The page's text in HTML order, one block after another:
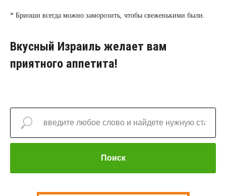
* Бриоши всегда можно заморозить, чтобы свеженькими были.
Вкусный Израиль желает вам
приятного аппетита!
Поиск